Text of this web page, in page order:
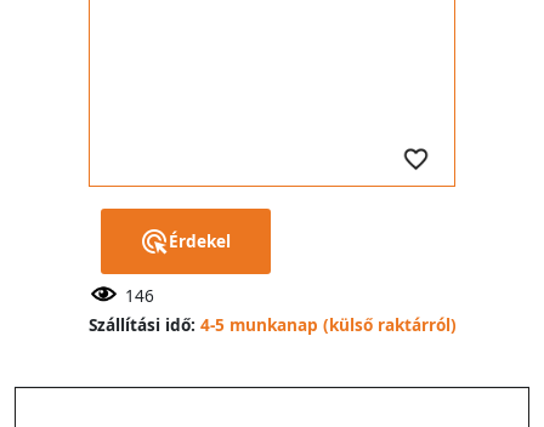
Érdekel
146
Szállítási idő: 4-5 munkanap (külső raktárról)